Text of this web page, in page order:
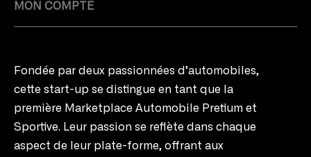
MON COMPTE
Fondée par deux passionnées d’automobiles,
cette start-up se distingue en tant que la
première Marketplace Automobile Pretium et
Sportive. Leur passion se reflète dans chaque
aspect de leur plate-forme, offrant aux